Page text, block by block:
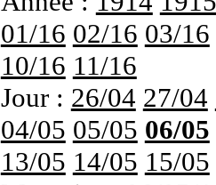
01/16 02/16 03/16
10/16 11/16
Jour : 26/04 27/04
04/05 05/05 06/05
13/05 14/05 15/05